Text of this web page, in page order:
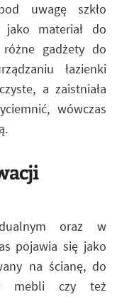
uwagę szkło
jako materiał do
gadżety do
łazienki
a zaistniała
wówczas
oraz w
pojawia się jako
na ścianę, do
mebli czy też